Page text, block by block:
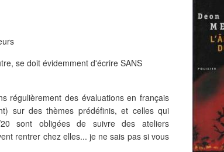
se doit évidemment d'écrire SANS
régulièrement des évaluations en français
sur des thèmes prédéfinis, et celles qui
sont obligées de suivre des ateliers
rentrer chez elles... je ne sais pas si vous